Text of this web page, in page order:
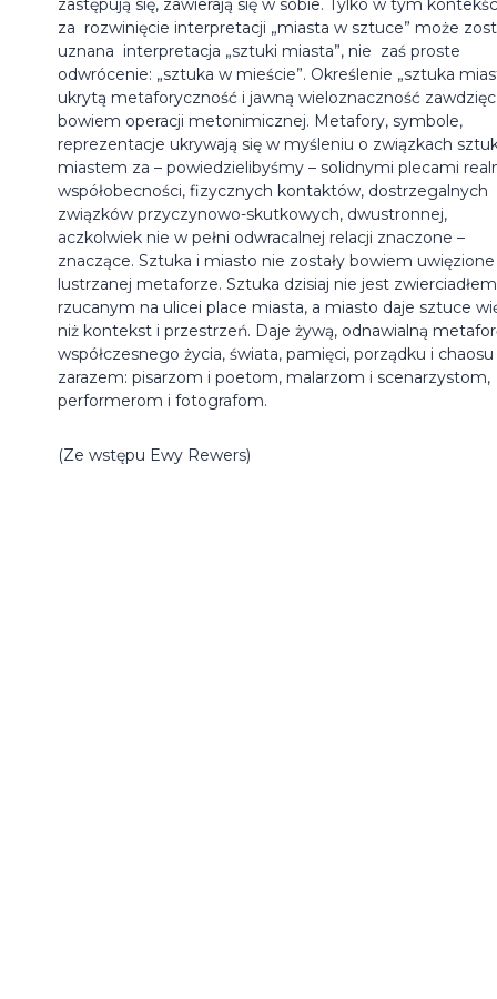
zastępują się, zawierają się w sobie. Tylko w tym
za rozwinięcie interpretacji „miasta w sztuce” może
uznana interpretacja „sztuki miasta”, nie zaś proste
odwrócenie: „sztuka w mieście”. Określenie „sztuka
ukrytą metaforyczność i jawną wieloznaczność
bowiem operacji metonimicznej. Metafory, symbole,
reprezentacje ukrywają się w myśleniu o związkach
miastem za – powiedzielibyśmy – solidnymi plecami
współobecności, fizycznych kontaktów, dostrzegalnych
związków przyczynowo-skutkowych, dwustronnej,
aczkolwiek nie w pełni odwracalnej relacji znaczone –
znaczące. Sztuka i miasto nie zostały bowiem
lustrzanej metaforze. Sztuka dzisiaj nie jest zwierciadłem
rzucanym na ulicei place miasta, a miasto daje sztuce
niż kontekst i przestrzeń. Daje żywą, odnawialną
współczesnego życia, świata, pamięci, porządku i chaosu
zarazem: pisarzom i poetom, malarzom i scenarzystom,
performerom i fotografom.
(Ze wstępu Ewy Rewers)